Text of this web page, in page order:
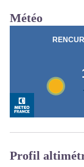
Météo
Profil